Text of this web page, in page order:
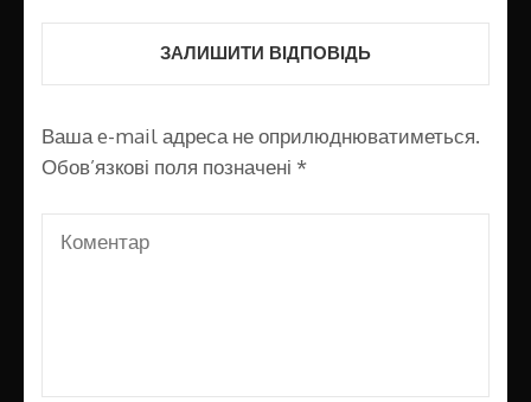
ЗАЛИШИТИ ВІДПОВІДЬ
Ваша e-mail адреса не оприлюднюватиметься.
Обов’язкові поля позначені *